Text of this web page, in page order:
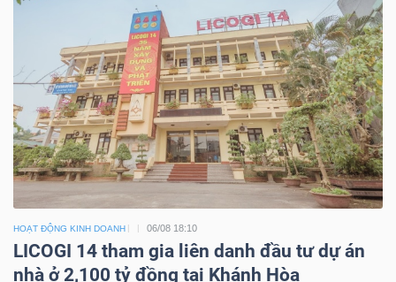
HOẠT ĐỘNG KINH DOANH 06/08 18:10
LICOGI 14 tham gia liên danh đầu tư dự án
nhà ở 2,100 tỷ đồng tại Khánh Hòa